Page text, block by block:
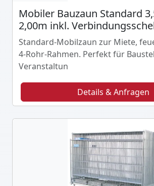
Mobiler Bauzaun Standard
2,00m inkl.
Standard-Mobilzaun zur Miete,
4-Rohr-Rahmen. Perfekt für
Veranstaltun
Details & Anfragen